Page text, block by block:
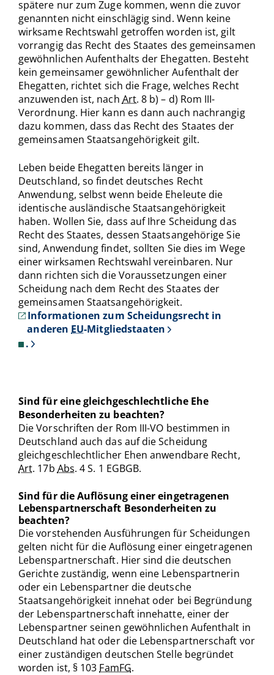
spätere nur zum Zuge kommen, wenn die zuvor
genannten nicht einschlägig sind. Wenn keine
wirksame Rechtswahl getroffen worden ist, gilt
vorrangig das Recht des Staates des gemeinsamen
gewöhnlichen Aufenthalts der Ehegatten. Besteht
kein gemeinsamer gewöhnlicher Aufenthalt der
Ehegatten, richtet sich die Frage, welches Recht
anzuwenden ist, nachArt. 8 b) – d) Rom III-
Verordnung. Hier kann es dann auch nachrangig
dazu kommen, dass das Recht des Staates der
gemeinsamen Staatsangehörigkeit gilt.
Leben beide Ehegatten bereits länger in
Deutschland, so findet deutsches Recht
Anwendung, selbst wenn beide Eheleute die
identische ausländische Staatsangehörigkeit
haben. Wollen Sie, dass auf Ihre Scheidung das
Recht des Staates, dessen Staatsangehörige Sie
sind, Anwendung findet, sollten Sie dies im Wege
einer wirksamen Rechtswahl vereinbaren. Nur
dann richten sich die Voraussetzungen einer
Scheidung nach dem Recht des Staates der
gemeinsamen Staatsangehörigkeit.
Informationen zum Scheidungsrecht in
anderenEU-Mitgliedstaaten
.
Sind für eine gleichgeschlechtliche Ehe
Besonderheiten zu beachten?
Die Vorschriften der Rom III-VO bestimmen in
Deutschland auch das auf die Scheidung
gleichgeschlechtlicher Ehen anwendbare Recht,
Art. 17b Abs. 4 S. 1 EGBGB.
Sind für die Auflösung einer eingetragenen
Lebenspartnerschaft Besonderheiten zu
beachten?
Die vorstehenden Ausführungen für Scheidungen
gelten nicht für die Auflösung einer eingetragenen
Lebenspartnerschaft. Hier sind die deutschen
Gerichte zuständig, wenn eine Lebenspartnerin
oder ein Lebenspartner die deutsche
Staatsangehörigkeit innehat oder bei Begründung
der Lebenspartnerschaft innehatte, einer der
Lebenspartner seinen gewöhnlichen Aufenthalt in
Deutschland hat oder die Lebenspartnerschaft vor
einer zuständigen deutschen Stelle begründet
worden ist, § 103 FamFG.